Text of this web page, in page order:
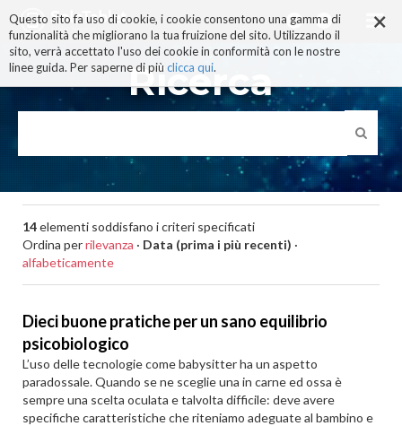
×
Questo sito fa uso di cookie, i cookie consentono una gamma di
funzionalità che migliorano la tua fruizione del sito. Utilizzando il
sito, verrà accettato l'uso dei cookie in conformità con le nostre
linee guida. Per saperne di più clicca qui.
ai
contenuti.
|
alla
navigazione
Ricerca
14elementi soddisfano i criteri specificati
Ordina perrilevanza · Data (prima i più recenti) ·
alfabeticamente
Dieci buone pratiche per un sano equilibrio
psicobiologico
L’uso delle tecnologie come babysitter ha un aspetto
paradossale. Quando se ne sceglie una in carne ed ossa è
sempre una scelta oculata e talvolta difficile: deve avere
specifiche caratteristiche che riteniamo adeguate al bambino e